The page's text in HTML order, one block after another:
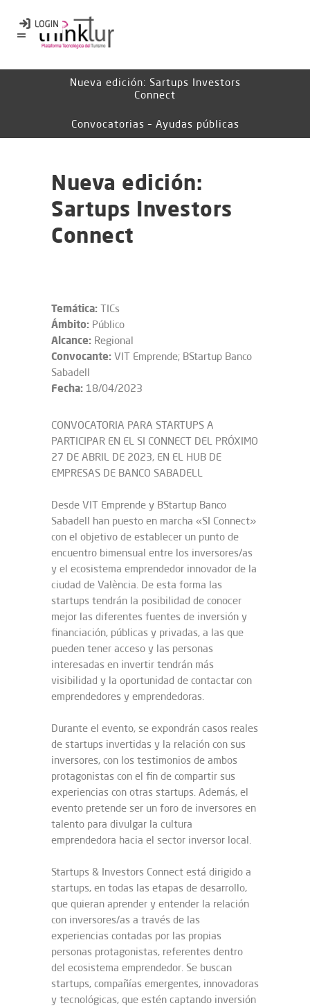
Nueva edición: Sartups Investors
Connect
Convocatorias – Ayudas públicas
Nueva edición:
Sartups Investors
Connect
Temática: TICs
Ámbito: Público
Alcance: Regional
Convocante: VIT Emprende; BStartup Banco
Sabadell
Fecha: 18/04/2023
CONVOCATORIA PARA STARTUPS A
PARTICIPAR EN EL SI CONNECT DEL PRÓXIMO
27 DE ABRIL DE 2023, EN EL HUB DE
EMPRESAS DE BANCO SABADELL
Desde VIT Emprende y BStartup Banco
Sabadell han puesto en marcha «SI Connect»
con el objetivo de establecer un punto de
encuentro bimensual entre los inversores/as
y el ecosistema emprendedor innovador de la
ciudad de València. De esta forma las
startups tendrán la posibilidad de conocer
mejor las diferentes fuentes de inversión y
financiación, públicas y privadas, a las que
pueden tener acceso y las personas
interesadas en invertir tendrán más
visibilidad y la oportunidad de contactar con
emprendedores y emprendedoras.
Durante el evento, se expondrán casos reales
de startups invertidas y la relación con sus
inversores, con los testimonios de ambos
protagonistas con el fin de compartir sus
experiencias con otras startups. Además, el
evento pretende ser un foro de inversores en
talento para divulgar la cultura
emprendedora hacia el sector inversor local.
Startups & Investors Connect está dirigido a
startups, en todas las etapas de desarrollo,
que quieran aprender y entender la relación
con inversores/as a través de las
experiencias contadas por las propias
personas protagonistas, referentes dentro
del ecosistema emprendedor. Se buscan
startups, compañías emergentes, innovadoras
y tecnológicas, que estén captando inversión